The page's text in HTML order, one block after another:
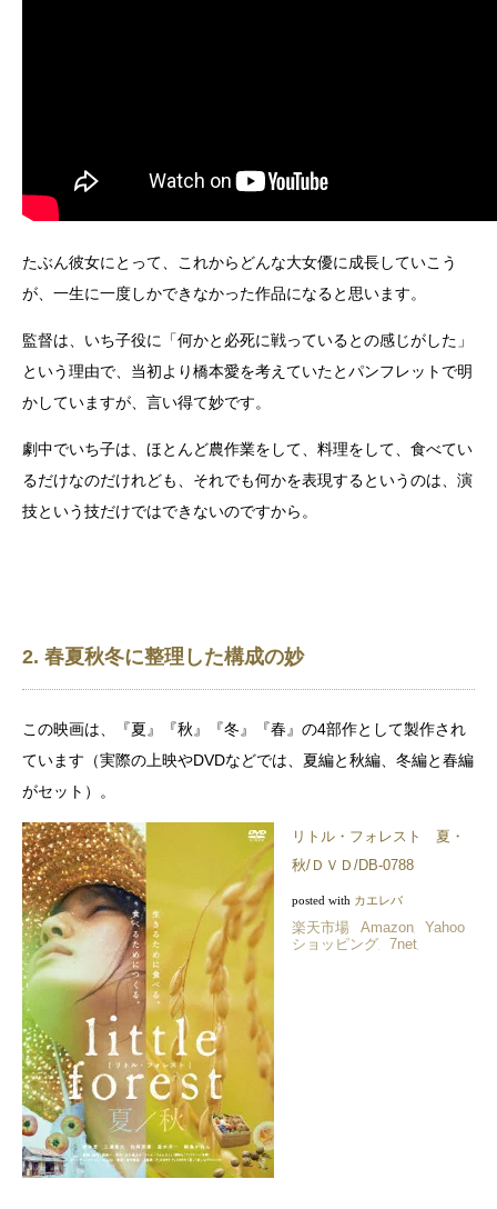
たぶん彼女にとって、これからどんな大女優に成長していこう
が、一生に一度しかできなかった作品になると思います。
監督は、いち子役に「何かと必死に戦っているとの感じがした」
という理由で、当初より橋本愛を考えていたとパンフレットで明
かしていますが、言い得て妙です。
劇中でいち子は、ほとんど農作業をして、料理をして、食べてい
るだけなのだけれども、それでも何かを表現するというのは、演
技という技だけではできないのですから。
2. 春夏秋冬に整理した構成の妙
この映画は、『夏』『秋』『冬』『春』の4部作として製作され
ています（実際の上映やDVDなどでは、夏編と秋編、冬編と春編
がセット）。
リトル・フォレスト 夏・
秋/ＤＶＤ/DB-0788
posted with カエレバ
楽天市場 Amazon
Yahoo
ショッピング
7net